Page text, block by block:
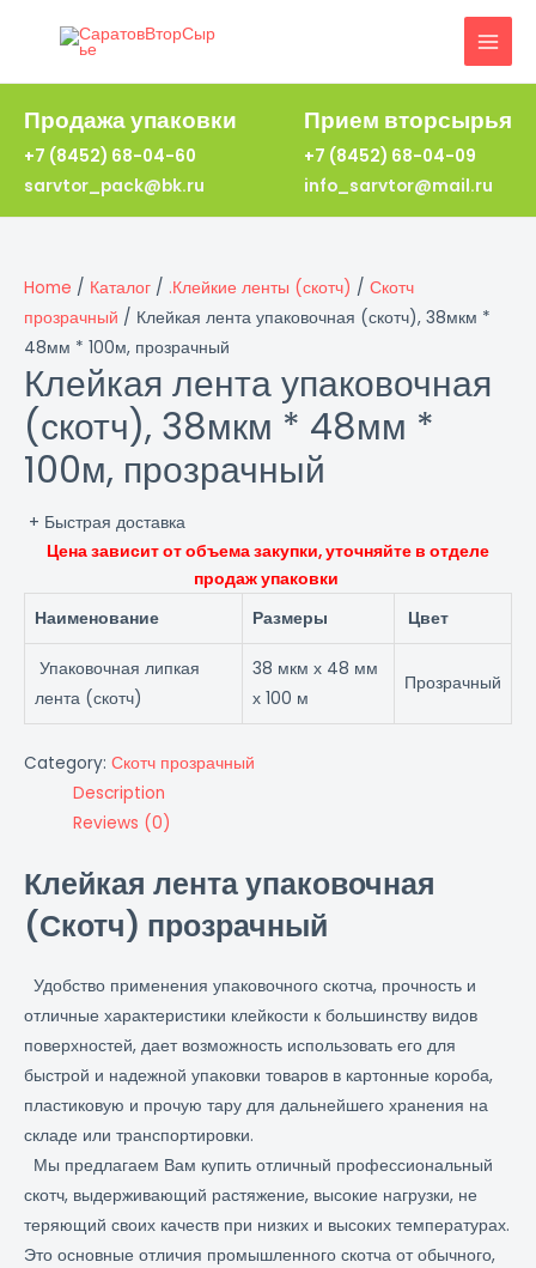
Продажа упаковки
+7 (8452) 68-04-60
sarvtor_pack@bk.ru
Прием вторсырья
+7 (8452) 68-04-09
info_sarvtor@mail.ru
Home / Каталог / .Клейкие ленты (скотч) / Скотч
прозрачный / Клейкая лента упаковочная (скотч), 38мкм *
48мм * 100м, прозрачный
Клейкая лента упаковочная
(скотч), 38мкм * 48мм *
100м, прозрачный
+ Быстрая доставка
Цена зависит от объема закупки, уточняйте в отделе
продаж упаковки
Наименование
Размеры Цвет
Упаковочная липкая
лента (скотч)
38 мкм х 48 мм
х 100 м
Прозрачный
Category: Скотч прозрачный
Description
Reviews (0)
Клейкая лента упаковочная
(Скотч) прозрачный
Удобство применения упаковочного скотча, прочность и
отличные характеристики клейкости к большинству видов
поверхностей, дает возможность использовать его для
быстрой и надежной упаковки товаров в картонные короба,
пластиковую и прочую тару для дальнейшего хранения на
складе или транспортировки.
Мы предлагаем Вам купить отличный профессиональный
скотч, выдерживающий растяжение, высокие нагрузки, не
теряющий своих качеств при низких и высоких температурах.
Это основные отличия промышленного скотча от обычного,